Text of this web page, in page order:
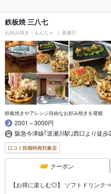
鉄板焼 三八七
お好み焼き・もんじゃ 逆瀬川
鉄板焼きやアレンジ自由なお好み焼きを堪能
2001～3000円
阪急今津線｢逆瀬川駅｣西口より徒歩
口コミ投稿特典対象店
クーポン
【お得に楽しむ◎】 ソフトドリンク